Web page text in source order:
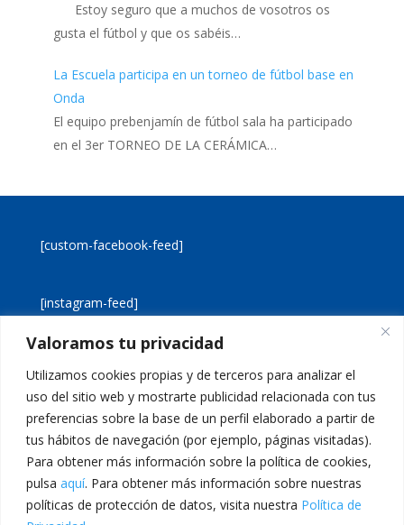
Valoramos tu privacidad
Utilizamos cookies propias y de terceros para analizar el
uso del sitio web y mostrarte publicidad relacionada con tus
preferencias sobre la base de un perfil elaborado a partir de
tus hábitos de navegación (por ejemplo, páginas visitadas).
Para obtener más información sobre la política de cookies,
pulsa aquí. Para obtener más información sobre nuestras
políticas de protección de datos, visita nuestra Política de
Estoy seguro que a muchos de vosotros os
gusta el fútbol y que os sabéis…
La Escuela participa en un torneo de fútbol base en
Onda
El equipo prebenjamín de fútbol sala ha participado
en el 3er TORNEO DE LA CERÁMICA…
[custom-facebook-feed]
[instagram-feed]
Aviso legal
Política de cookies